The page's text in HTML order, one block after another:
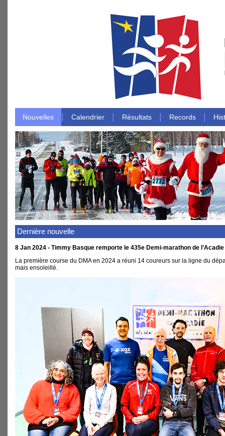
Nouvelles Calendrier Résultats Records
Dernière nouvelle
8 Jan 2024 - Timmy Basque remporte le 435e Demi-marathon de l’Acadie
La première course du DMA en 2024 a réuni 14 coureurs sur la ligne du
mais ensoleillé.